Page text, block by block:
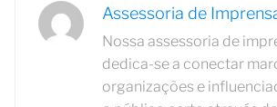
Assessoria de
Nossa assessoria de
dedica-se a conectar
organizações e